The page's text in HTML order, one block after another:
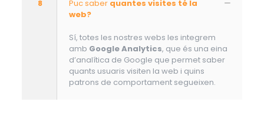
8 Puc saber quantes visites té la
web?
Sí, totes les nostres webs les integrem
amb Google Analytics, que és una eina
d’analítica de Google que permet saber
quants usuaris visiten la web i quins
patrons de comportament segueixen.